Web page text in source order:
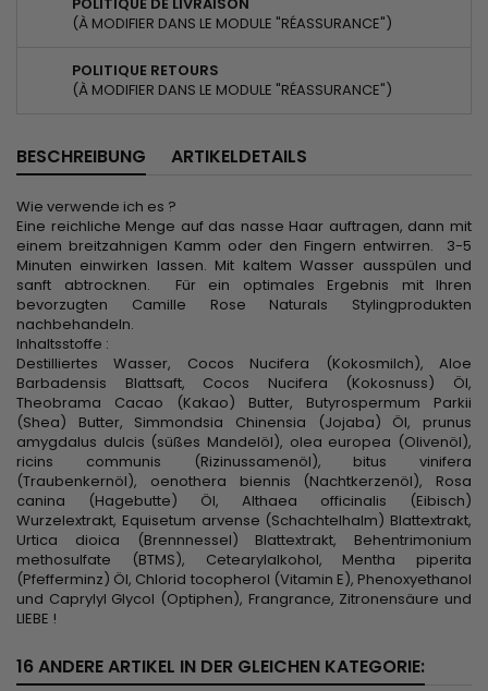
(À MODIFIER DANS LE MODULE "RÉASSURANCE")
POLITIQUE RETOURS
(À MODIFIER DANS LE MODULE "RÉASSURANCE")
BESCHREIBUNG ARTIKELDETAILS
Wie verwende ich es ?
Eine reichliche Menge auf das nasse Haar auftragen, dann mit
einem breitzahnigen Kamm oder den Fingern entwirren. 3-5
Minuten einwirken lassen. Mit kaltem Wasser ausspülen und
sanft abtrocknen. Für ein optimales Ergebnis mit Ihren
bevorzugten Camille Rose Naturals Stylingprodukten
nachbehandeln.
Inhaltsstoffe :
Destilliertes Wasser, Cocos Nucifera (Kokosmilch), Aloe
Barbadensis Blattsaft, Cocos Nucifera (Kokosnuss) Öl,
Theobrama Cacao (Kakao) Butter, Butyrospermum Parkii
(Shea) Butter, Simmondsia Chinensia (Jojaba) Öl, prunus
amygdalus dulcis (süßes Mandelöl), olea europea (Olivenöl),
ricins communis (Rizinussamenöl), bitus vinifera
(Traubenkernöl), oenothera biennis (Nachtkerzenöl), Rosa
canina (Hagebutte) Öl, Althaea officinalis (Eibisch)
Wurzelextrakt, Equisetum arvense (Schachtelhalm) Blattextrakt,
Urtica dioica (Brennnessel) Blattextrakt, Behentrimonium
methosulfate (BTMS), Cetearylalkohol, Mentha piperita
(Pfefferminz) Öl, Chlorid tocopherol (Vitamin E), Phenoxyethanol
und Caprylyl Glycol (Optiphen), Frangrance, Zitronensäure und
LIEBE !
16 ANDERE ARTIKEL IN DER GLEICHEN KATEGORIE: